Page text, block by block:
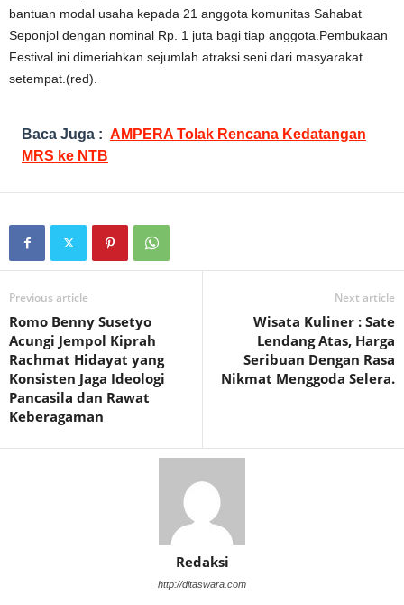
bantuan modal usaha kepada 21 anggota komunitas Sahabat
Seponjol dengan nominal Rp. 1 juta bagi tiap anggota.Pembukaan
Festival ini dimeriahkan sejumlah atraksi seni dari masyarakat
setempat.(red).
Baca Juga : AMPERA Tolak Rencana Kedatangan
MRS ke NTB
Previous article
Romo Benny Susetyo
Acungi Jempol Kiprah
Rachmat Hidayat yang
Konsisten Jaga Ideologi
Pancasila dan Rawat
Keberagaman
Next article
Wisata Kuliner : Sate
Lendang Atas, Harga
Seribuan Dengan Rasa
Nikmat Menggoda Selera.
Redaksi
http://ditaswara.com